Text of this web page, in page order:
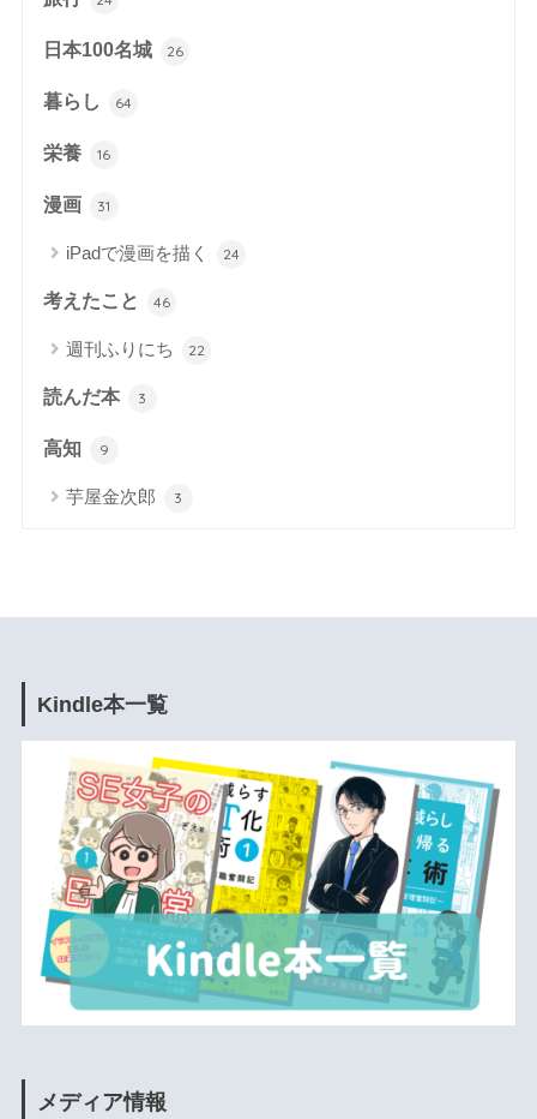
日本100名城 26
暮らし 64
栄養 16
漫画 31
iPadで漫画を描く 24
考えたこと 46
週刊ふりにち 22
読んだ本 3
高知 9
芋屋金次郎 3
Kindle本一覧
メディア情報